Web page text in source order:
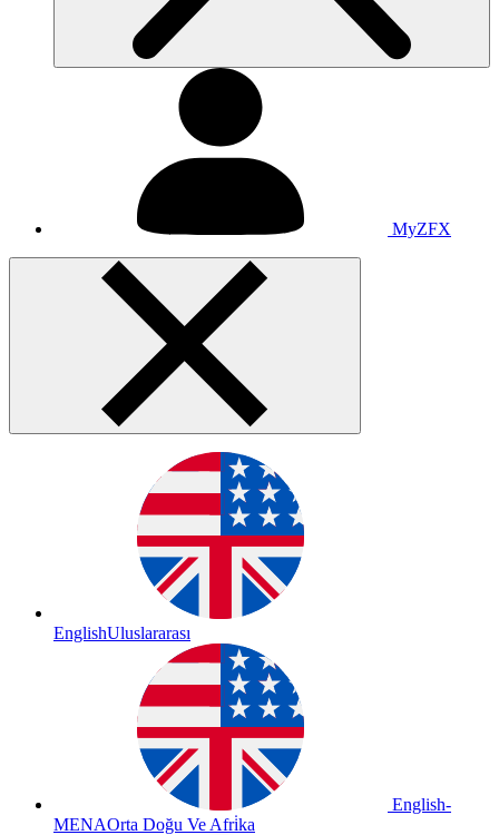
MyZFX
EnglishUluslararası
English-
MENAOrta Doğu Ve Afri̇ka